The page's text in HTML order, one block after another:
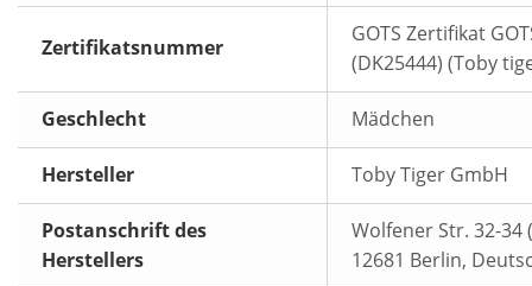
Zertifikatsnummer
GOTS Zertifikat
(DK25444) (Toby
Geschlecht Mädchen
Hersteller Toby Tiger GmbH
Postanschrift des
Herstellers
Wolfener Str. 32-34
12681 Berlin,